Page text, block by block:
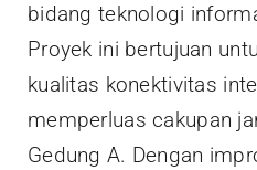
bidang teknologi
Proyek ini bertujuan
kualitas konektivitas
memperluas cakupan
Gedung A. Dengan